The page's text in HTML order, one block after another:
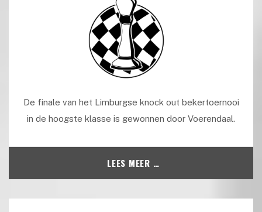
De finale van het Limburgse knock out bekertoernooi
in de hoogste klasse is gewonnen door Voerendaal.
LEES MEER …